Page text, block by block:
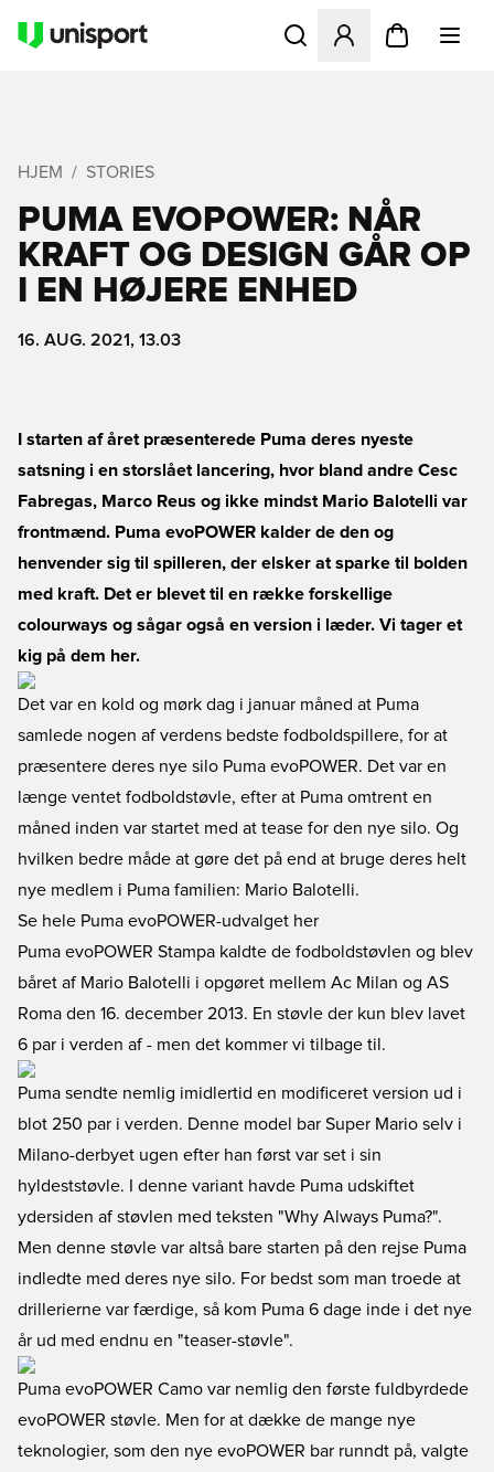
Åbner en Modal til at
HJEM STORIES
PUMA EVOPOWER: NÅR
KRAFT OG DESIGN GÅR OP
I EN HØJERE ENHED
16. AUG. 2021, 13.03
I starten af året præsenterede Puma deres nyeste
satsning i en storslået lancering, hvor bland andre Cesc
Fabregas, Marco Reus og ikke mindst Mario Balotelli var
frontmænd. Puma evoPOWER kalder de den og
henvender sig til spilleren, der elsker at sparke til bolden
med kraft. Det er blevet til en række forskellige
colourways og sågar også en version i læder. Vi tager et
kig på dem her.
Det var en kold og mørk dag i januar måned at Puma
samlede nogen af verdens bedste fodboldspillere, for at
præsentere deres nye silo Puma evoPOWER. Det var en
længe ventet fodboldstøvle, efter at Puma omtrent en
måned inden var startet med at tease for den nye silo. Og
hvilken bedre måde at gøre det på end at bruge deres helt
nye medlem i Puma familien: Mario Balotelli.
Se hele Puma evoPOWER-udvalget her
Puma evoPOWER Stampa kaldte de fodboldstøvlen og blev
båret af Mario Balotelli i opgøret mellem Ac Milan og AS
Roma den 16. december 2013. En støvle der kun blev lavet
6 par i verden af - men det kommer vi tilbage til.
Puma sendte nemlig imidlertid en modificeret version ud i
blot 250 par i verden. Denne model bar Super Mario selv i
Milano-derbyet ugen efter han først var set i sin
hyldeststøvle. I denne variant havde Puma udskiftet
ydersiden af støvlen med teksten "Why Always Puma?".
Men denne støvle var altså bare starten på den rejse Puma
indledte med deres nye silo. For bedst som man troede at
drillerierne var færdige, så kom Puma 6 dage inde i det nye
år ud med endnu en "teaser-støvle".
Puma evoPOWER Camo var nemlig den første fuldbyrdede
evoPOWER støvle. Men for at dække de mange nye
teknologier, som den nye evoPOWER bar runndt på, valgte